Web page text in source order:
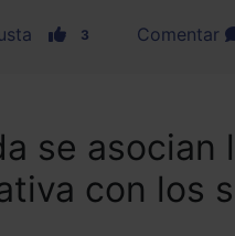
3 Comentar
se asocian
con los